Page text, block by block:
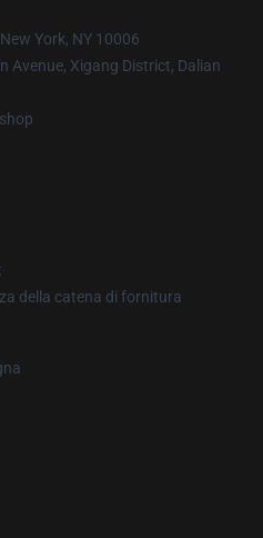
York, NY 10006
Avenue, Xigang District, Dalian
della catena di fornitura